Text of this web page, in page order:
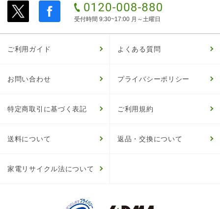
受付時間 9:30~17:00 月～土曜日
ご利用ガイド よくある質問
お問い合わせ プライバシーポリシー
特定商取引に基づく表記 ご利用規約
送料について 返品・交換について
家電リサイクル法について